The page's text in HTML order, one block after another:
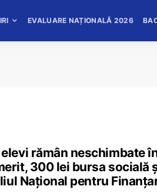
EVALUARE NAȚIONALĂ 2026
rămân neschimbate
300 lei bursa socială
Național pentru